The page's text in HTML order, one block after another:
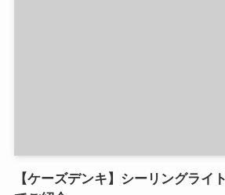
【ケーズデンキ】シーリングライ